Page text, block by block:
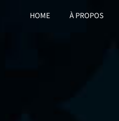
HOME À PROPOS